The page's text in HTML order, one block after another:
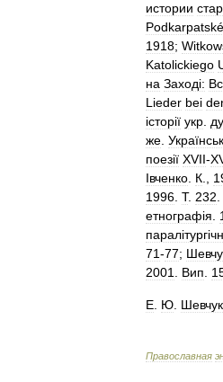
истории
Podkarpatské
1918;
Katolickiego
на Заходi:
Lieder bei
iсторiï укр
же
поезiï XVII-
Iвченко К
1996 Т. 232
етнографiя
71-77;
2001
Вип
Е Ю Шевчук
Православная